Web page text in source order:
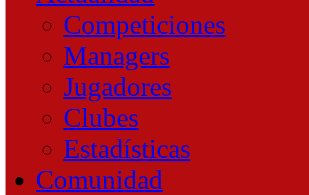
Competiciones
Managers
Jugadores
Clubes
Estadísticas
Comunidad